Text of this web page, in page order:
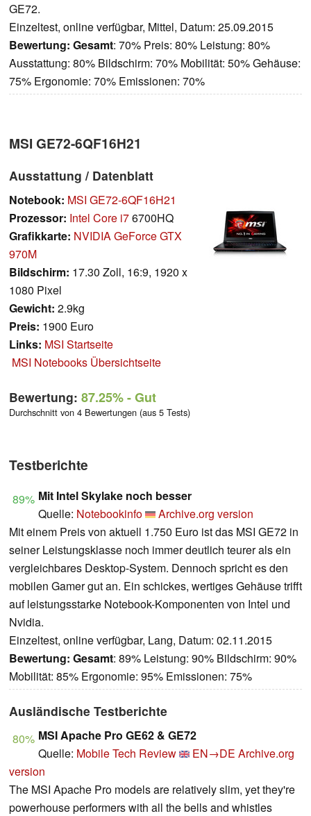
GE72.
Einzeltest, online verfügbar, Mittel, Datum: 25.09.2015
Bewertung: Gesamt: 70% Preis: 80% Leistung: 80%
Ausstattung: 80% Bildschirm: 70% Mobilität: 50% Gehäuse:
75% Ergonomie: 70% Emissionen: 70%
MSI GE72-6QF16H21
Ausstattung / Datenblatt
Notebook: MSI GE72-6QF16H21
Prozessor: Intel Core i76700HQ
Grafikkarte: NVIDIA GeForce GTX
970M
Bildschirm: 17.30 Zoll, 16:9, 1920 x
1080 Pixel
Gewicht: 2.9kg
Preis: 1900 Euro
Links: MSI Startseite
MSI Notebooks Übersichtseite
Bewertung: 87.25%- Gut
Durchschnitt von 4 Bewertungen (aus 5 Tests)
Testberichte
89% Mit Intel Skylake noch besser
Quelle: Notebookinfo
Archive.org version
Mit einem Preis von aktuell 1.750 Euro ist das MSI GE72 in
seiner Leistungsklasse noch immer deutlich teurer als ein
vergleichbares Desktop-System. Dennoch spricht es den
mobilen Gamer gut an. Ein schickes, wertiges Gehäuse trifft
auf leistungsstarke Notebook-Komponenten von Intel und
Nvidia.
Einzeltest, online verfügbar, Lang, Datum: 02.11.2015
Bewertung: Gesamt: 89% Leistung: 90% Bildschirm: 90%
Mobilität: 85% Ergonomie: 95% Emissionen: 75%
Ausländische Testberichte
80% MSI Apache Pro GE62 & GE72
Quelle: Mobile Tech Review EN→DE Archive.org
version
The MSI Apache Pro models are relatively slim, yet they're
powerhouse performers with all the bells and whistles